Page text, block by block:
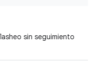
sin seguimiento